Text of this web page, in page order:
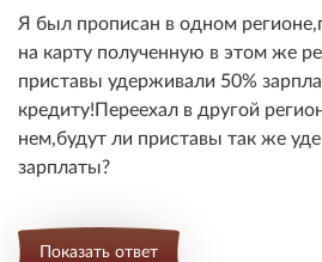
Я был прописан в одном
на карту полученную в этом же
приставы удерживали 50%
кредиту!Переехал в другой
нем,будут ли приставы так же
зарплаты?
Показать ответ